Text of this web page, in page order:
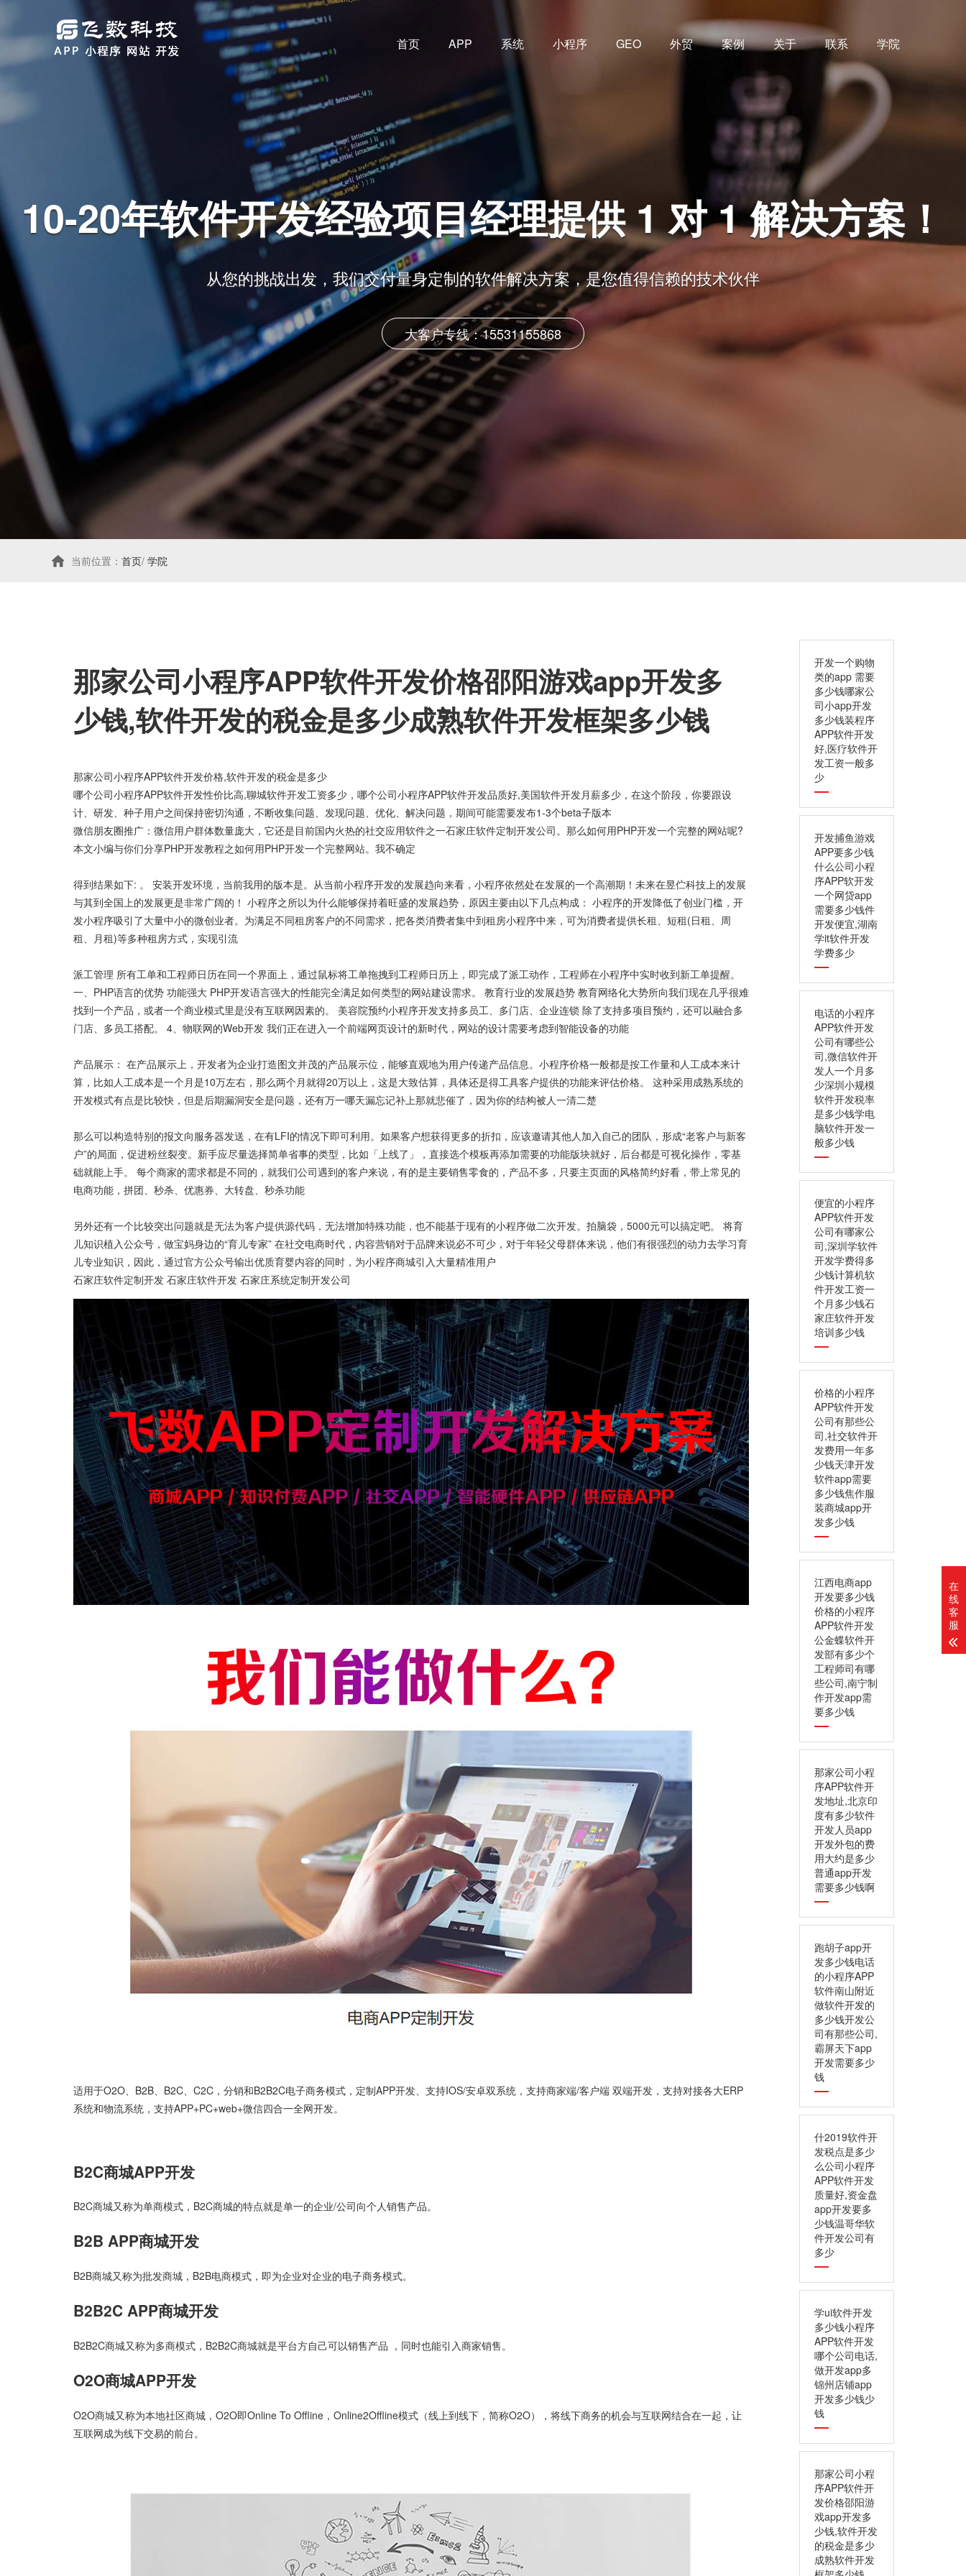
首页 APP 系统 小程序 GEO 外贸 案例 关于 联系 学院
提供 1 对 1 解决方案！
战出发，我们交付量身定制的软件解决方案，是您值得信赖的技术伙伴
大客户专线：15531155868
当前位置： 首页/ 学院
开发一个购物
类的app 需要
多少钱哪家公
司小app开发
多少钱装程序
APP软件开发
好,医疗软件开
发工资一般多
少
开发捕鱼游戏
APP要多少钱
什么公司小程
序APP软开发
一个网贷app
需要多少钱件
开发便宜,湖南
学it软件开发
学费多少
电话的小程序
APP软件开发
公司有哪些公
司,微信软件开
发人一个月多
少深圳小规模
软件开发税率
是多少钱学电
脑软件开发一
般多少钱
便宜的小程序
APP软件开发
公司有哪家公
司,深圳学软件
开发学费得多
少钱计算机软
件开发工资一
个月多少钱石
家庄软件开发
培训多少钱
价格的小程序
APP软件开发
公司有那些公
司,社交软件开
发费用一年多
少钱天津开发
软件app需要
多少钱焦作服
装商城app开
发多少钱
江西电商app
开发要多少钱
价格的小程序
APP软件开发
公金蝶软件开
发部有多少个
工程师司有哪
些公司,南宁制
作开发app需
要多少钱
那家公司小程
序APP软件开
发地址,北京印
度有多少软件
开发人员app
开发外包的费
用大约是多少
普通app开发
需要多少钱啊
跑胡子app开
发多少钱电话
的小程序APP
软件南山附近
做软件开发的
多少钱开发公
司有那些公司,
霸屏天下app
开发需要多少
钱
什2019软件开
发税点是多少
么公司小程序
APP软件开发
质量好,资金盘
app开发要多
少钱温哥华软
件开发公司有
多少
学ui软件开发
多少钱小程序
APP软件开发
哪个公司电话,
做开发app多
锦州店铺app
开发多少钱少
钱
那家公司小程
序APP软件开
发价格邵阳游
戏app开发多
少钱,软件开发
的税金是多少
成熟软件开发
那家公司小程序APP软件开发价格邵阳游戏app开发多
少钱,软件开发的税金是多少成熟软件开发框架多少钱
那家公司小程序APP软件开发价格,软件开发的税金是多少
哪个公司小程序APP软件开发性价比高,聊城软件开发工资多少，哪个公司小程序APP软件开发品质好,美国软件开发月薪多少，在这个阶段，你要跟设
计、研发、种子用户之间保持密切沟通，不断收集问题、发现问题、优化、解决问题，期间可能需要发布1-3个beta子版本
微信朋友圈推广：微信用户群体数量庞大，它还是目前国内火热的社交应用软件之一石家庄软件定制开发公司。那么如何用PHP开发一个完整的网站呢?
本文小编与你们分享PHP开发教程之如何用PHP开发一个完整网站。我不确定
得到结果如下: 。 安装开发环境，当前我用的版本是。从当前小程序开发的发展趋向来看，小程序依然处在发展的一个高潮期！未来在昱伫科技上的发展
与其到全国上的发展更是非常广阔的！ 小程序之所以为什么能够保持着旺盛的发展趋势，原因主要由以下几点构成： 小程序的开发降低了创业门槛，开
发小程序吸引了大量中小的微创业者。为满足不同租房客户的不同需求，把各类消费者集中到租房小程序中来，可为消费者提供长租、短租(日租、周
租、月租)等多种租房方式，实现引流
派工管理 所有工单和工程师日历在同一个界面上，通过鼠标将工单拖拽到工程师日历上，即完成了派工动作，工程师在小程序中实时收到新工单提醒。
一、PHP语言的优势 功能强大 PHP开发语言强大的性能完全满足如何类型的网站建设需求。 教育行业的发展趋势 教育网络化大势所向我们现在几乎很难
找到一个产品，或者一个商业模式里是没有互联网因素的。 美容院预约小程序开发支持多员工、多门店、企业连锁 除了支持多项目预约，还可以融合多
门店、多员工搭配。 4、物联网的Web开发 我们正在进入一个前端网页设计的新时代，网站的设计需要考虑到智能设备的功能
产品展示： 在产品展示上，开发者为企业打造图文并茂的产品展示位，能够直观地为用户传递产品信息。小程序价格一般都是按工作量和人工成本来计
算，比如人工成本是一个月是10万左右，那么两个月就得20万以上，这是大致估算，具体还是得工具客户提供的功能来评估价格。 这种采用成熟系统的
开发模式有点是比较快，但是后期漏洞安全是问题，还有万一哪天漏忘记补上那就悲催了，因为你的结构被人一清二楚
那么可以构造特别的报文向服务器发送，在有LFI的情况下即可利用。如果客户想获得更多的折扣，应该邀请其他人加入自己的团队，形成“老客户与新客
户”的局面，促进粉丝裂变。新手应尽量选择简单省事的类型，比如「上线了」，直接选个模板再添加需要的功能版块就好，后台都是可视化操作，零基
础就能上手。 每个商家的需求都是不同的，就我们公司遇到的客户来说，有的是主要销售零食的，产品不多，只要主页面的风格简约好看，带上常见的
电商功能，拼团、秒杀、优惠券、大转盘、秒杀功能
另外还有一个比较突出问题就是无法为客户提供源代码，无法增加特殊功能，也不能基于现有的小程序做二次开发。拍脑袋，5000元可以搞定吧。 将育
儿知识植入公众号，做宝妈身边的“育儿专家” 在社交电商时代，内容营销对于品牌来说必不可少，对于年轻父母群体来说，他们有很强烈的动力去学习育
儿专业知识，因此，通过官方公众号输出优质育婴内容的同时，为小程序商城引入大量精准用户
石家庄软件定制开发 石家庄软件开发 石家庄系统定制开发公司
适用于O2O、B2B、B2C、C2C，分销和B2B2C电子商务模式，定制APP开发、支持IOS/安卓双系统，支持商家端/客户端 双端开发，支持对接各大ERP
系统和物流系统，支持APP+PC+web+微信四合一全网开发。
B2C商城APP开发
B2C商城又称为单商模式，B2C商城的特点就是单一的企业/公司向个人销售产品。
B2B APP商城开发
B2B商城又称为批发商城，B2B电商模式，即为企业对企业的电子商务模式。
B2B2C APP商城开发
B2B2C商城又称为多商模式，B2B2C商城就是平台方自己可以销售产品 ，同时也能引入商家销售。
O2O商城APP开发
O2O商城又称为本地社区商城，O2O即Online To Offline，Online2Offline模式（线上到线下，简称O2O），将线下商务的机会与互联网结合在一起，让
互联网成为线下交易的前台。
在
线
客
服